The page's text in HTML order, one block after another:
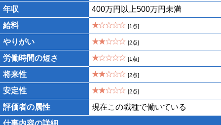
年収
400万円以上500万円未満
給料
[1点]
やりがい [2点]
労働時間の短さ [1点]
将来性 [2点]
安定性 [2点]
評価者の属性
現在この職種で働いている